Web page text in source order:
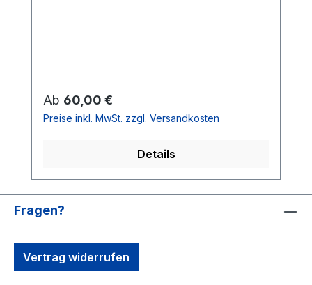
STYLE & FIT #Stil /Passform Populäre
zeitgemäße Passform #fürjedegelegenheit
Wasserabweisendes Material
Metall-Ösen an der Kapuze mit runden
Kordeln & Seitliche Taschen mit
Reißverschluss sowie Ripp-Bündchen am
Saum und an den Ärmeln für einen
#Qualität /Griffigkeit Gefertigt aus 100%
Nylon, Futter: 100% Polyester
Regulärer Preis:
Ab 60,00 €
Preise inkl. MwSt. zzgl. Versandkosten
Details
Fragen?
Vertrag widerrufen